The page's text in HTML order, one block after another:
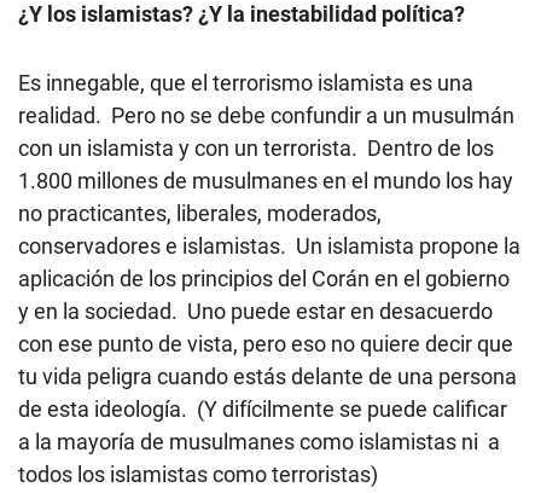
¿Y los islamistas?¿Y la inestabilidad política?
Es innegable, que el terrorismo islamista es una
realidad. Pero no se debe confundir a un musulmán
con un islamista y con un terrorista. Dentro de los
1.800 millones de musulmanes en el mundo los hay
no practicantes, liberales, moderados,
conservadores e islamistas. Un islamista propone la
aplicación de los principios del Corán en el gobierno
y en la sociedad. Uno puede estar en desacuerdo
con ese punto de vista, pero eso no quiere decir que
tu vida peligra cuando estás delante de una persona
de esta ideología. (Y difícilmente se puede calificar
a la mayoría de musulmanes como islamistas ni a
todos los islamistas como terroristas)